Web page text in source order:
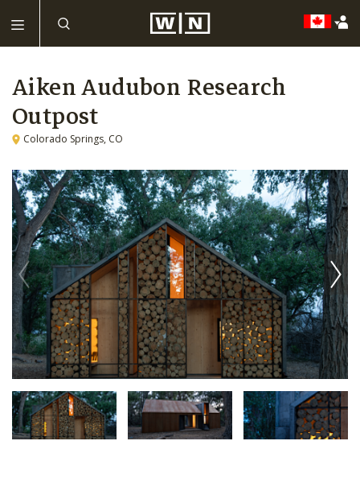
Aiken Audubon Research
Outpost
Colorado Springs, CO